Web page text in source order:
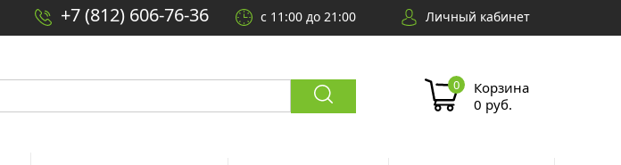
+7 (812) 606-76-36 с 11:00 до 21:00 Личный кабинет
Корзина
0 руб.